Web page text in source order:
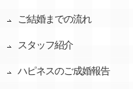
ご結婚までの流れ
スタッフ紹介
ハピネスのご成婚報告